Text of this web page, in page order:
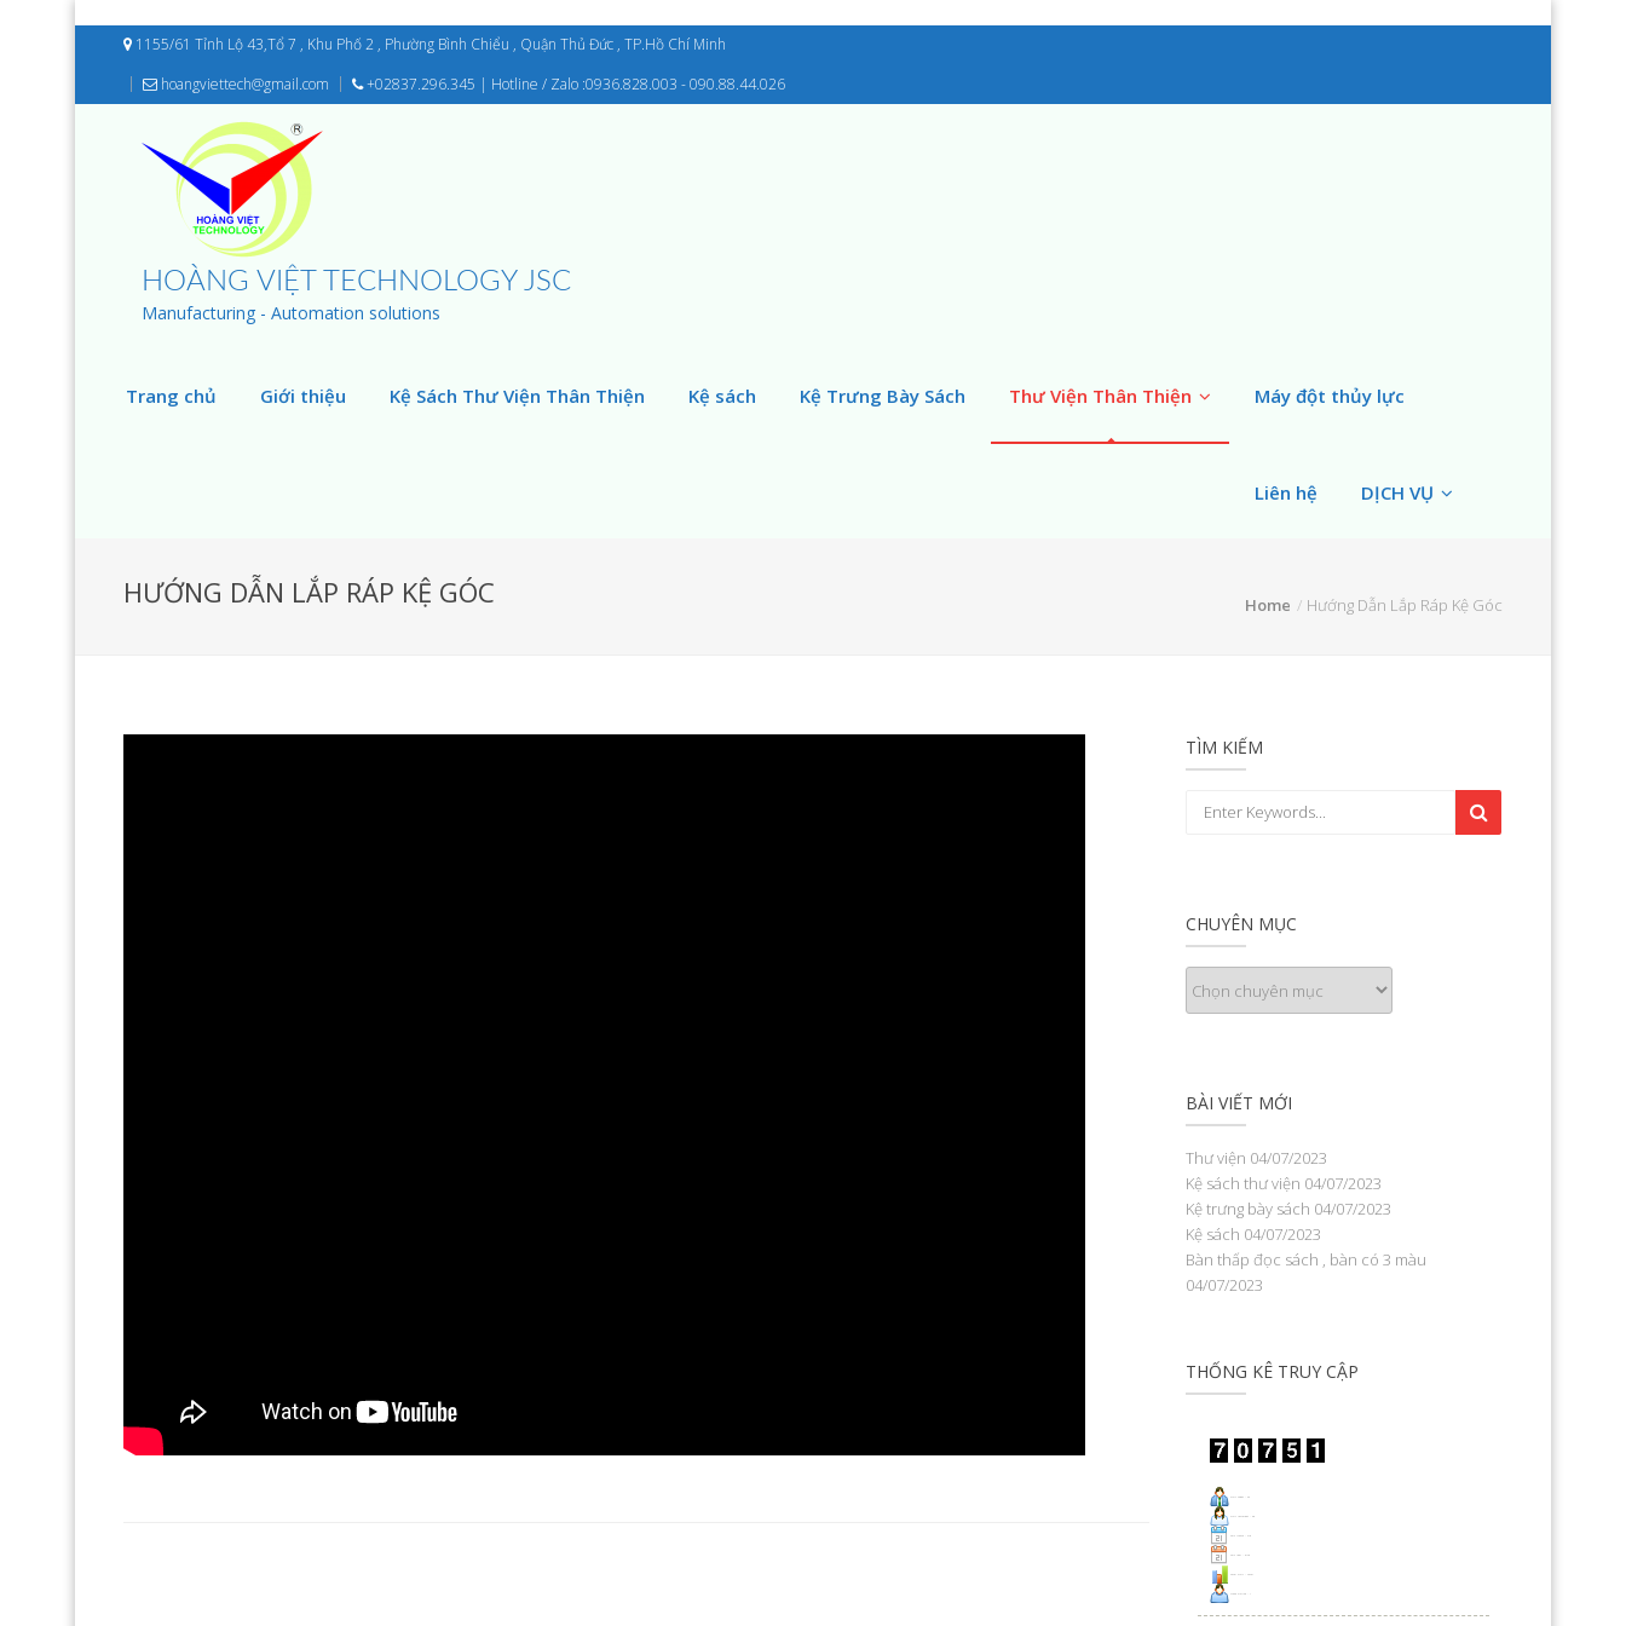
1155/61 Tỉnh Lộ 43,Tổ 7 , Khu Phố 2 , Phường Bình Chiểu , Quận Thủ Đức , TP.Hồ Chí Minh
hoangviettech@gmail.com
+02837.296.345 | Hotline / Zalo :0936.828.003 - 090.88.44.026
HOÀNG VIỆT TECHNOLOGY JSC
Manufacturing - Automation solutions
Trang chủ Giới thiệu Kệ Sách Thư Viện Thân Thiện Kệ sách Kệ Trưng Bày Sách Thư Viện Thân Thiện Máy đột thủy lực
Liên hệ DỊCH VỤ
HƯỚNG DẪN LẮP RÁP KỆ GÓC Home Hướng Dẫn Lắp Ráp Kệ Góc
TÌM KIẾM
CHUYÊN MỤC
mục
BÀI VIẾT MỚI
Thư viện 04/07/2023
Kệ sách thư viện 04/07/2023
Kệ trưng bày sách 04/07/2023
Kệ sách 04/07/2023
Bàn thấp đọc sách , bàn có 3 màu
04/07/2023
THỐNG KÊ TRUY CẬP